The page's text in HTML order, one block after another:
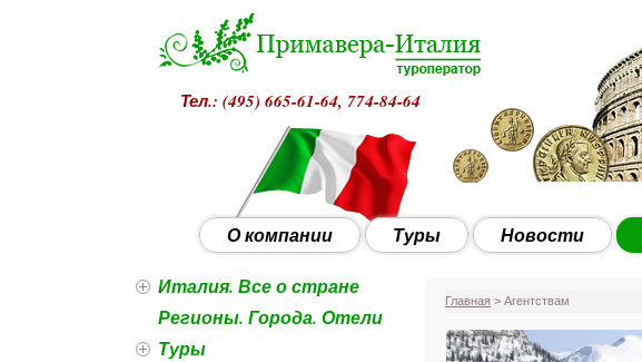
Тел.: (495) 665-61-64, 774-84-64
О компании Туры Новости
Италия. Все о стране
Регионы. Города. Отели
Туры
Главная > Агентствам